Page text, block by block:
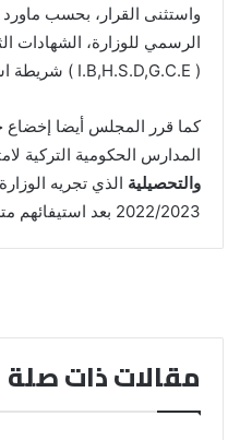
واستثنى القرار، بحسب
الرسمي للوزارة، الشهادات
( I.B,H.S.D,G.C.E ) شريطة استيفائها متطلبات المعادلة.
كما قرر المجلس أيضا إخضاع
المدارس الحكومية التركية
والتحصيلية الذي تجريه
2022/2023 بعد استيفائهم متطلبات المعادلة.
مقالات ذات صلة